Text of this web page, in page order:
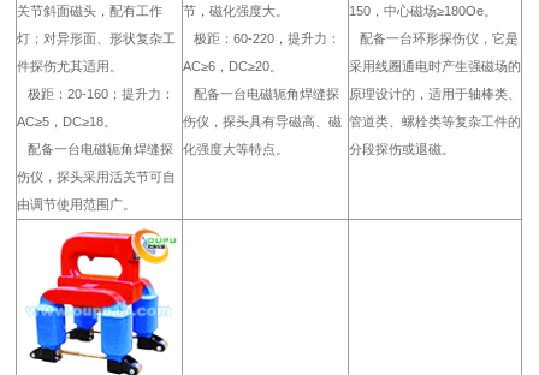
关节斜面磁头，配有工作
灯；对异形面、形状复杂工
件探伤尤其适用。
极距：20-160；提升力：
AC≥5，DC≥18。
配备一台电磁轭角焊缝探
伤仪 ，探头采用活关节可自
由调节使用范围广。
节，磁化强度大。
极距：60-220，提升力：
AC≥6，DC≥20。
配备一台电磁轭角焊缝探
伤仪 ，探头具有导磁高、磁
化强度大等特点。
150，中心磁场≥180Oe。
配备一台环形探伤仪，它是
采用线圈通电时产生强磁场的
原理设计的，适用于轴棒类、
管道类、螺栓类等复杂工件的
分段探伤或退磁。